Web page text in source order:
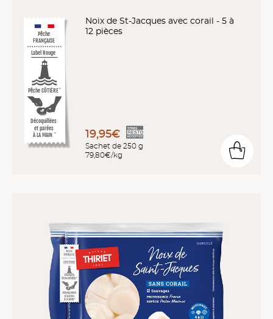
Pêche
FRANÇAISE
Décoquillées
et parées
À LA MAIN *
Pêche CÔTIÈRE *
Label Rouge
Noix de St-Jacques avec corail - 5 à
12 pièces
19,95€
Sachet de 250 g
79,80€/kg